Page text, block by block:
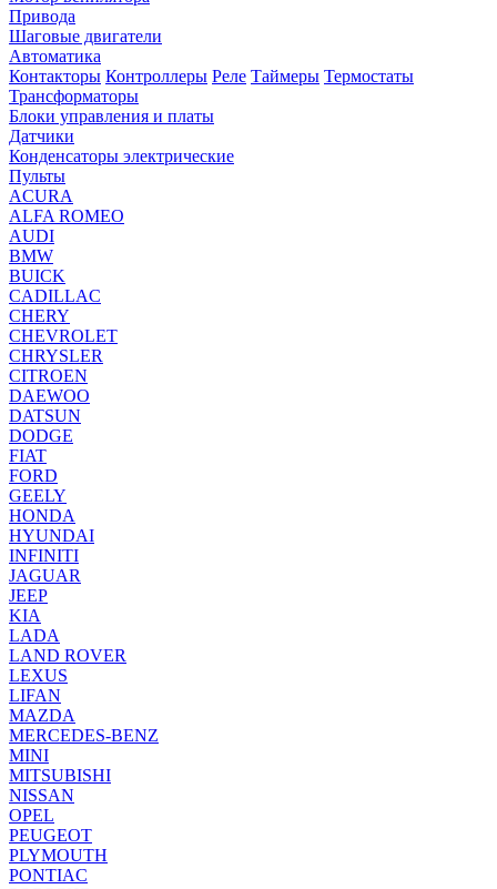
Привода
Шаговые двигатели
Автоматика
Контакторы Контроллеры Реле Таймеры Термостаты
Трансформаторы
Блоки управления и платы
Датчики
Конденсаторы электрические
Пульты
ACURA
ALFA ROMEO
AUDI
BMW
BUICK
CADILLAC
CHERY
CHEVROLET
CHRYSLER
CITROEN
DAEWOO
DATSUN
DODGE
FIAT
FORD
GEELY
HONDA
HYUNDAI
INFINITI
JAGUAR
JEEP
KIA
LADA
LAND ROVER
LEXUS
LIFAN
MAZDA
MERCEDES-BENZ
MINI
MITSUBISHI
NISSAN
OPEL
PEUGEOT
PLYMOUTH
PONTIAC